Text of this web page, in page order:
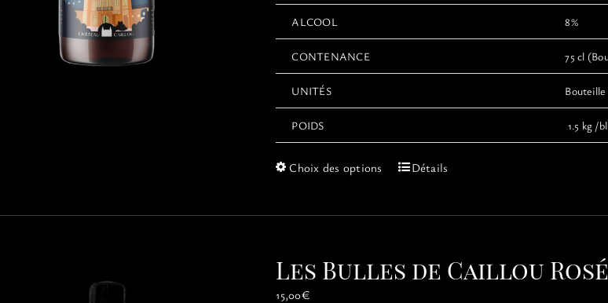
ALCOOL 8%
CONTENANCE 75 cl
UNITÉS Bouteille
POIDS 1.5 kg /
Choix des options
Ce
plusieurs
options
Détails
Les Bulles de Caillou Rosé
15,00€